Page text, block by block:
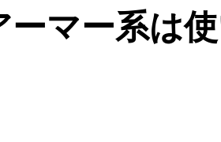
ーマー系は